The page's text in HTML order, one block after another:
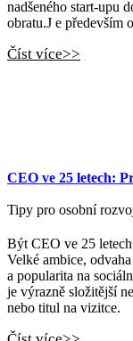
nadšeného start-upu
obratu.J e především
Číst více>>
CEO ve 25 letech:
Tipy pro osobní
Být CEO ve 25
Velké ambice,
a popularita na
je výrazně složitější
nebo titul na vizitce.